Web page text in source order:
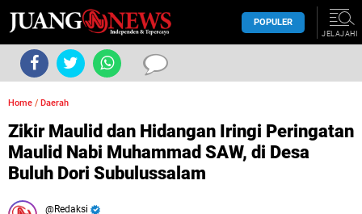
POPULER
JELAJAHI
Home / Daerah
Zikir Maulid dan Hidangan Iringi Peringatan
Maulid Nabi Muhammad SAW, di Desa
Buluh Dori Subulussalam
Redaksi